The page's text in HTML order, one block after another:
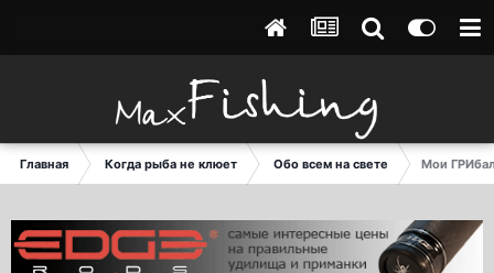
Главная Когда рыба не клюет Обо всем на свете Мои